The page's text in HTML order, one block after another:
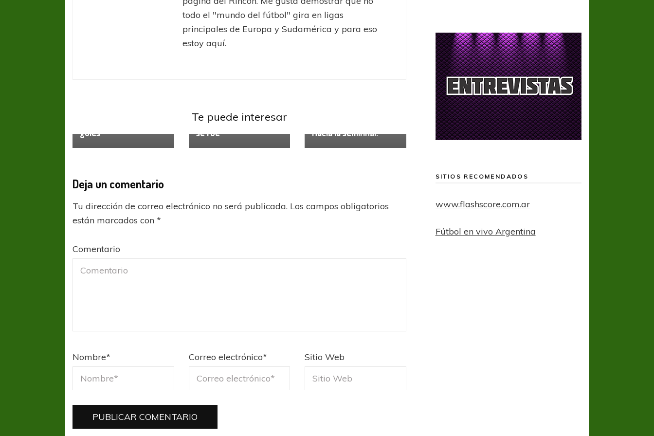
todo el "mundo del fútbol" gira en ligas
principales de Europa y Sudamérica y para eso
estoy aquí.
Te puede interesar
goles
El “Pirata” volvió, Farré
se fue
Hacia la semifinal.
Deja un comentario
Tu dirección de correo electrónico no será publicada. Los campos obligatorios
están marcados con*
Comentario
Nombre* Correo electrónico* Sitio Web
SITIOS RECOMENDADOS
www.flashscore.com.ar
Fútbol en vivo Argentina